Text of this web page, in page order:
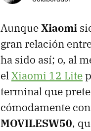
AunqueXiaomi
gran relación
ha sido así; o, al
elXiaomi 12 Lite
terminal que
cómodamente
MOVILESW50,